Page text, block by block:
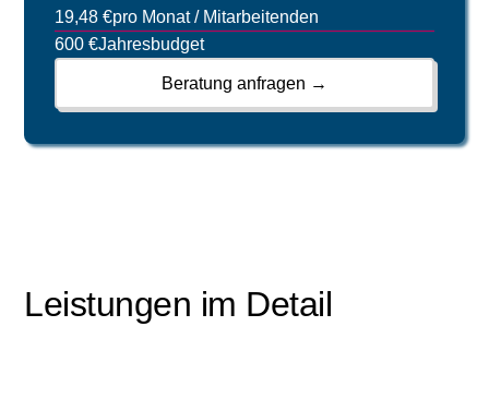
19,48 €pro Monat / Mitarbeitenden
600 €Jahresbudget
Beratung anfragen →
Leistungen im Detail